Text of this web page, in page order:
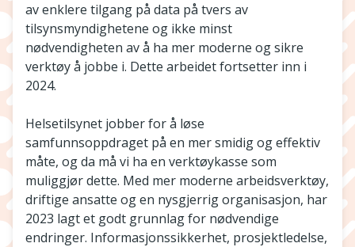
av enklere tilgang på data på tvers av
tilsynsmyndighetene og ikke minst
nødvendigheten av å ha mer moderne og sikre
verktøy å jobbe i. Dette arbeidet fortsetter inn i
2024.
Helsetilsynet jobber for å løse
samfunnsoppdraget på en mer smidig og effektiv
måte, og da må vi ha en verktøykasse som
muliggjør dette. Med mer moderne arbeidsverktøy,
driftige ansatte og en nysgjerrig organisasjon, har
2023 lagt et godt grunnlag for nødvendige
endringer. Informasjonssikkerhet, prosjektledelse,